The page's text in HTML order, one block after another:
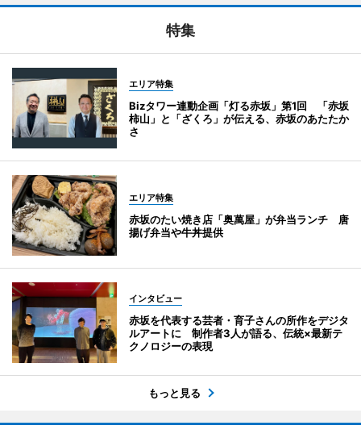
特集
エリア特集
Bizタワー連動企画「灯る赤坂」第1回 「赤坂
柿山」と「ざくろ」が伝える、赤坂のあたたか
さ
エリア特集
赤坂のたい焼き店「奥萬屋」が弁当ランチ 唐
揚げ弁当や牛丼提供
インタビュー
赤坂を代表する芸者・育子さんの所作をデジタ
ルアートに 制作者3人が語る、伝統×最新テ
クノロジーの表現
もっと見る